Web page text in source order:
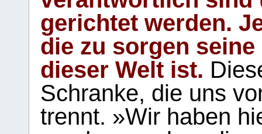
gerichtet werden.
die zu sorgen
dieser Welt ist.
Schranke, die uns
trennt. »Wir haben